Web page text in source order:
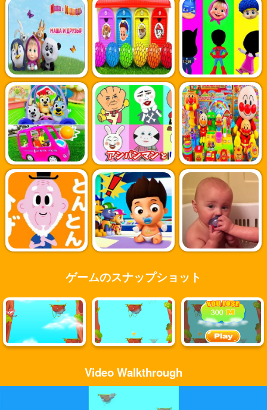
ゲームのスナップショット
Video Walkthrough